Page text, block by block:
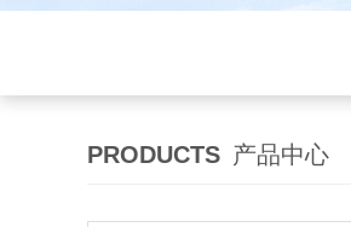
PRODUCTS 产品中心